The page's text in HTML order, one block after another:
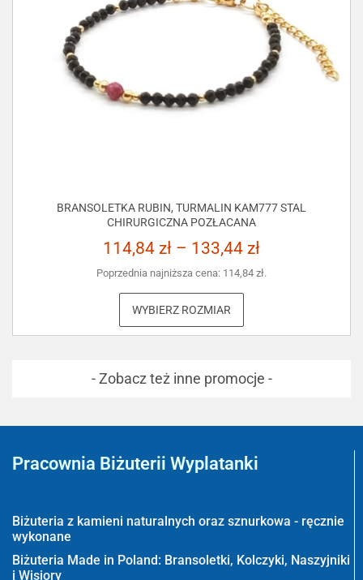
BRANSOLETKA RUBIN, TURMALIN KAM777 STAL
CHIRURGICZNA POZŁACANA
114,84 zł – 133,44 zł
Poprzednia najniższa cena: 114,84 zł.
WYBIERZ ROZMIAR
- Zobacz też inne promocje -
Pracownia Biżuterii Wyplatanki
Biżuteria z kamieni naturalnych oraz sznurkowa - ręcznie
wykonane
Biżuteria Made in Poland: Bransoletki, Kolczyki, Naszyjniki
i Wisiory